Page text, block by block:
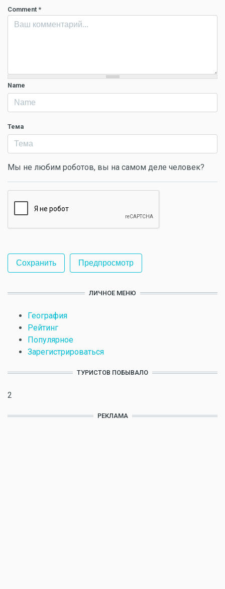
Comment *
Name
Тема
Мы не любим роботов, вы на самом деле человек?
ЛИЧНОЕ МЕНЮ
География
Рейтинг
Популярное
Зарегистрироваться
ТУРИСТОВ ПОБЫВАЛО
2
РЕКЛАМА